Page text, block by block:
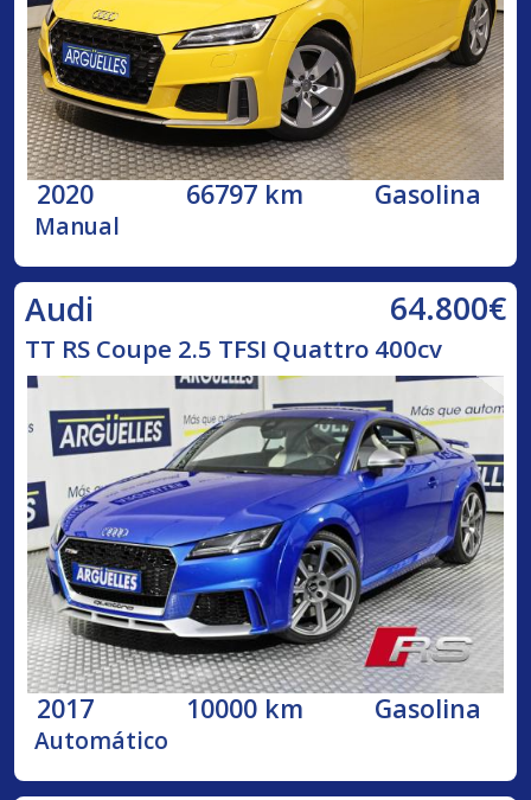
2020 66797 km Gasolina
Manual
Audi 64.800€
TT RS Coupe 2.5 TFSI Quattro 400cv
2017 10000 km Gasolina
Automático